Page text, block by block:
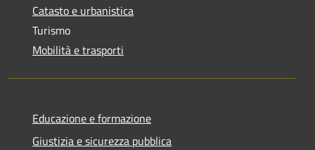
Catasto e urbanistica
Turismo
Mobilità e trasporti
Educazione e formazione
Giustizia e sicurezza pubblica